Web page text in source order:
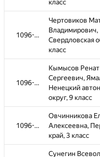
класс
1096-1309
Чертовиков
Владимирович,
Свердловская
класс
1096-1309
Кымысов Ренат
Сергеевич,
Ненецкий
округ, 9 класс
1096-1309
Овчинникова
Алексеевна,
край, 3 класс
Сунегин